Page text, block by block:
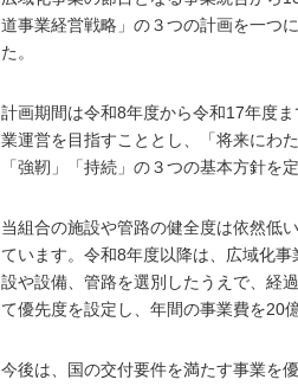
道事業経営戦略」の３つの計画を一つ
た。
計画期間は令和8年度から令和17年度
業運営を目指すこととし、「将来にわ
「強靭」「持続」の３つの基本方針を
当組合の施設や管路の健全度は依然低
ています。令和8年度以降は、広域化
設や設備、管路を選別したうえで、経
て優先度を設定し、年間の事業費を20
今後は、国の交付要件を満たす事業を